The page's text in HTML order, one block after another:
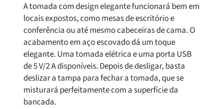
A tomada com design elegante funcionará bem em
locais expostos, como mesas de escritório e
conferência ou até mesmo cabeceiras de cama. O
acabamento em aço escovado dá um toque
elegante. Uma tomada elétrica e uma porta USB
de 5 V/2 A disponíveis. Depois de desligar, basta
deslizar a tampa para fechar a tomada, que se
misturará perfeitamente com a superfície da
bancada.